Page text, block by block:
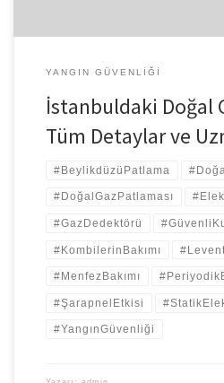
YANGIN GÜVENLIĞI
İstanbuldaki Doğal
Tüm Detaylar ve
#BeylikdüzüPatlama
#DoğalGazPatlaması
#GazDedektörü
#KombilerinBakımı
#MenfezBakımı
#ŞarapnelEtkisi
#YangınGüvenliği